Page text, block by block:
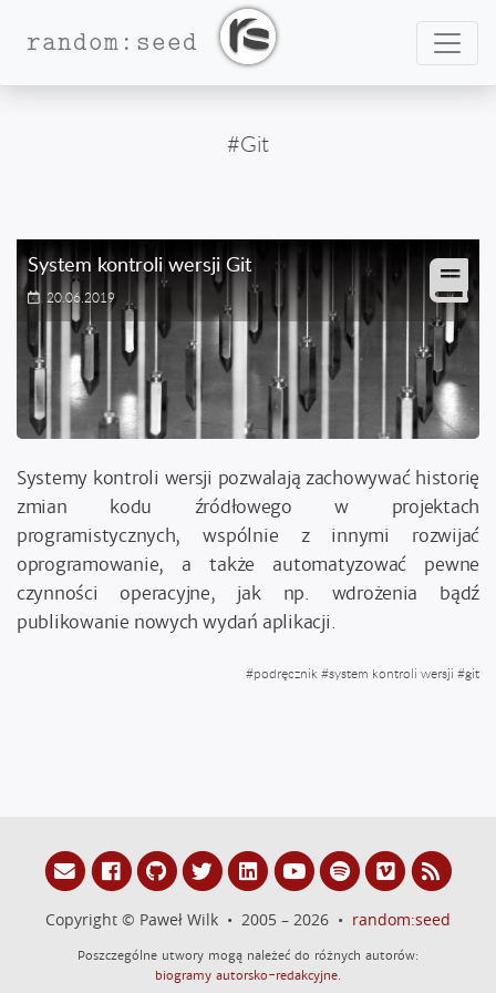
random:seed
#Git
System kontroli wersji Git
20.06.2019
Systemy kontroli wersji pozwalają zachowywać historię
zmian kodu źródłowego w projektach
programistycznych, wspólnie z innymi rozwijać
oprogramowanie, a także automatyzować pewne
czynności operacyjne, jak np. wdrożenia bądź
publikowanie nowych wydań aplikacji.
#podręcznik #system kontroli wersji #git
Copyright © Paweł Wilk • 2005 – 2026 • random:seed
Poszczególne utwory mogą należeć do różnych autorów:
biogramy autorsko-redakcyjne